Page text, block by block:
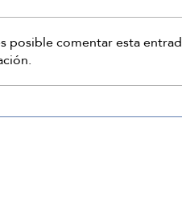
posible comentar esta